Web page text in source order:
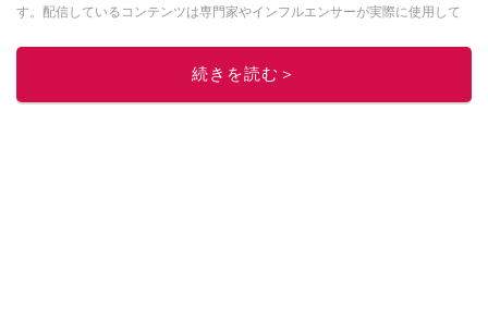
す。配信しているコンテンツは専門家やインフルエンサーが実際に使用して
ニュースでフォロー
続きを読む＞